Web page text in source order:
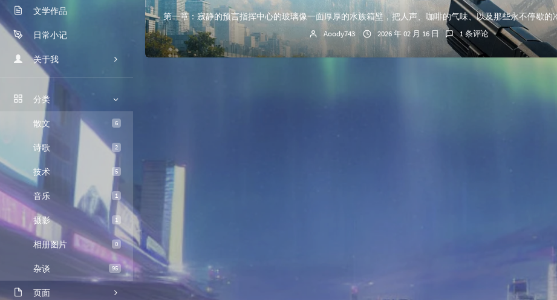
朋友们
朝花夕拾
摄影图册
摄影历程
文学作品
日常小记
关于我
我的故事
时光机
留言板
分类
6
散文
2
诗歌
5
技术
1
音乐
1
摄影
0
相册图片
95
杂谈
页面
Aoody743 2026 年 02 月 16 日 1 条评论